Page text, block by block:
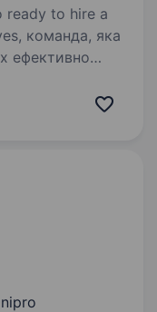
ready to hire a
ефективно
Якщо ти хочеш